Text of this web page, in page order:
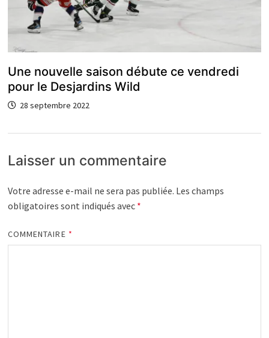
Une nouvelle saison débute ce vendredi
pour le Desjardins Wild
28 septembre 2022
Laisser un commentaire
Votre adresse e-mail ne sera pas publiée. Les champs
obligatoires sont indiqués avec *
COMMENTAIRE *